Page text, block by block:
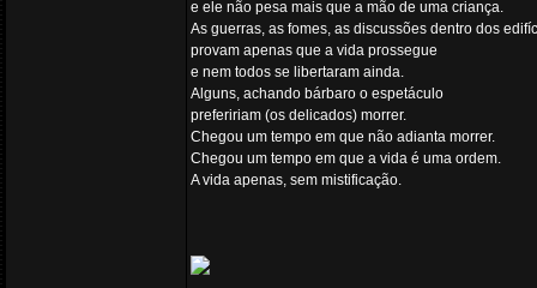
e ele não pesa mais que a mão de uma criança.
As guerras, as fomes, as discussões dentro dos
provam apenas que a vida prossegue
e nem todos se libertaram ainda.
Alguns, achando bárbaro o espetáculo
prefeririam (os delicados) morrer.
Chegou um tempo em que não adianta morrer.
Chegou um tempo em que a vida é uma ordem.
A vida apenas, sem mistificação.